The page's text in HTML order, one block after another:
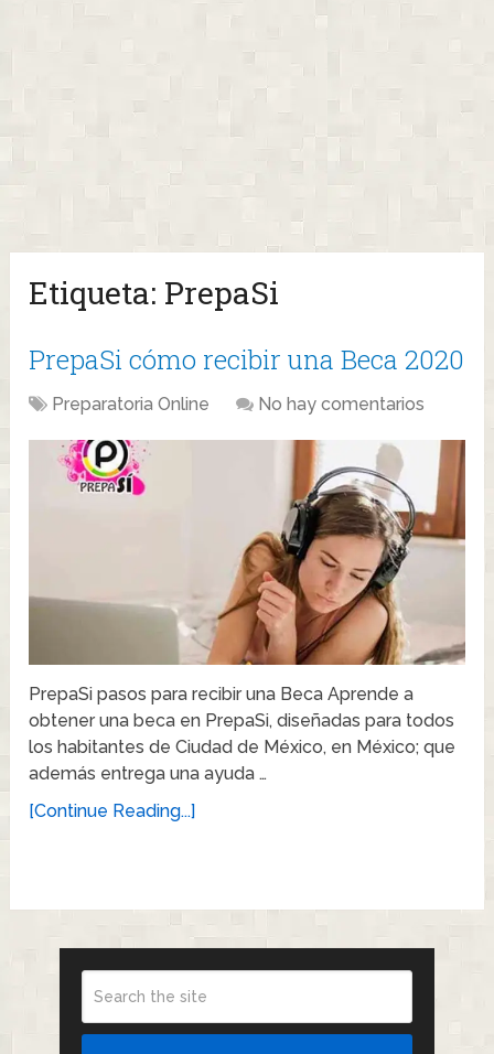
Etiqueta: PrepaSi
PrepaSi cómo recibir una Beca 2020
Preparatoria Online No hay comentarios
PrepaSi pasos para recibir una Beca Aprende a
obtener una beca en PrepaSi, diseñadas para todos
los habitantes de Ciudad de México, en México; que
además entrega una ayuda …
[Continue Reading...]